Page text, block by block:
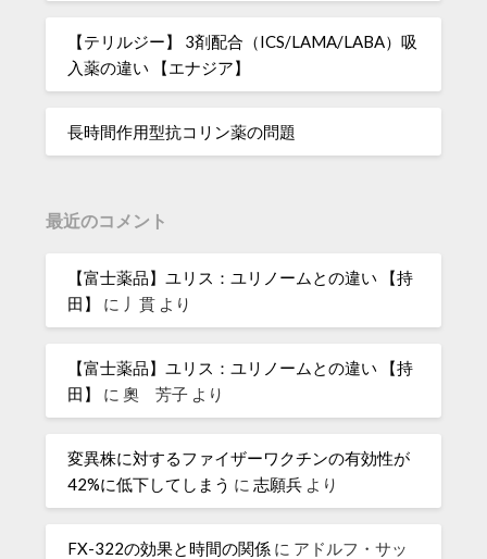
【テリルジー】 3剤配合（ICS/LAMA/LABA）吸
入薬の違い 【エナジア】
長時間作用型抗コリン薬の問題
最近のコメント
【富士薬品】ユリス：ユリノームとの違い 【持
田】
に 丿貫 より
【富士薬品】ユリス：ユリノームとの違い 【持
田】
に奧 芳子 より
変異株に対するファイザーワクチンの有効性が
42%に低下してしまう に志願兵 より
FX-322の効果と時間の関係 に アドルフ・サッ